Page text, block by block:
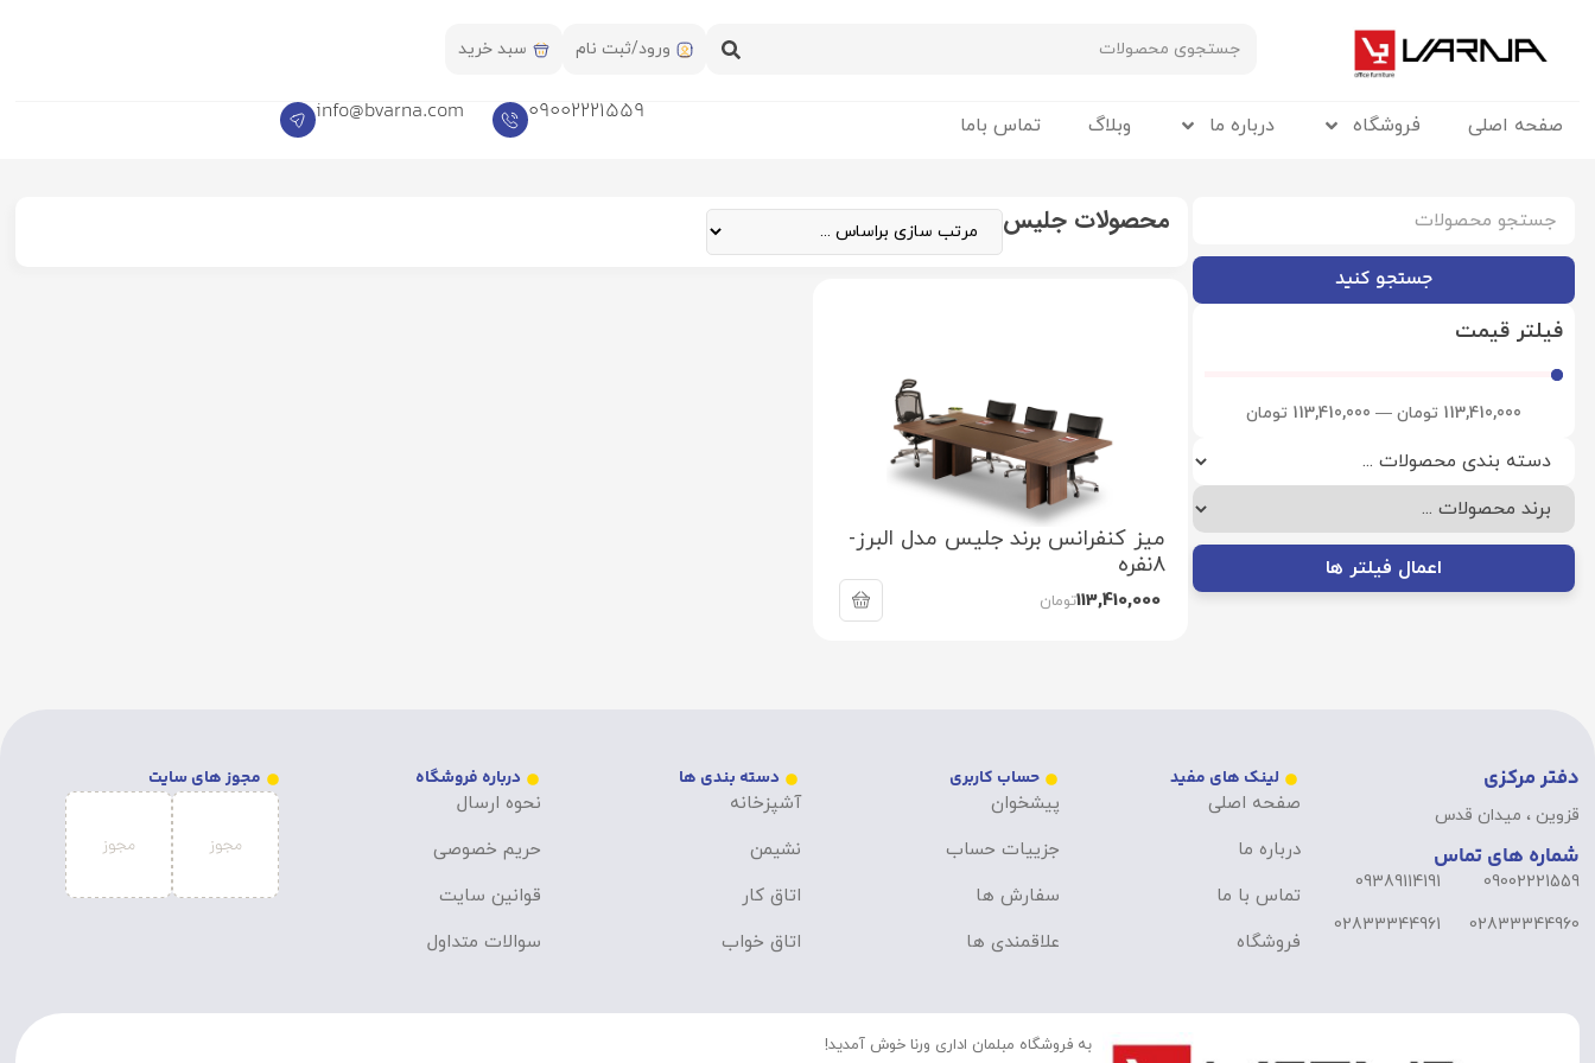
ورود/ثبت نام سبد خرید
صفحه اصلی فروشگاه درباره ما وبلاگ تماس باما 09002221559
info@bvarna.com
جستجو کنید
فیلتر قیمت
113,410,000 تومان —
113,410,000 تومان
اعمال فیلتر ها
محصولات جلیس
میز کنفرانس برند جلیس مدل البرز-
8نفره
113,410,000تومان
دفتر مرکزی
قزوین ، میدان قدس
شماره های تماس
09002221559
02833344960
09389114191
02833344961
لینک های مفید
صفحه اصلی
درباره ما
تماس با ما
فروشگاه
حساب کاربری
پیشخوان
جزییات حساب
سفارش ها
علاقمندی ها
دسته بندی ها
آشپزخانه
نشیمن
اتاق کار
اتاق خواب
درباره فروشگاه
نحوه ارسال
حریم خصوصی
قوانین سایت
سوالات متداول
مجوز های سایت
به فروشگاه مبلمان اداری ورنا خوش آمدید!